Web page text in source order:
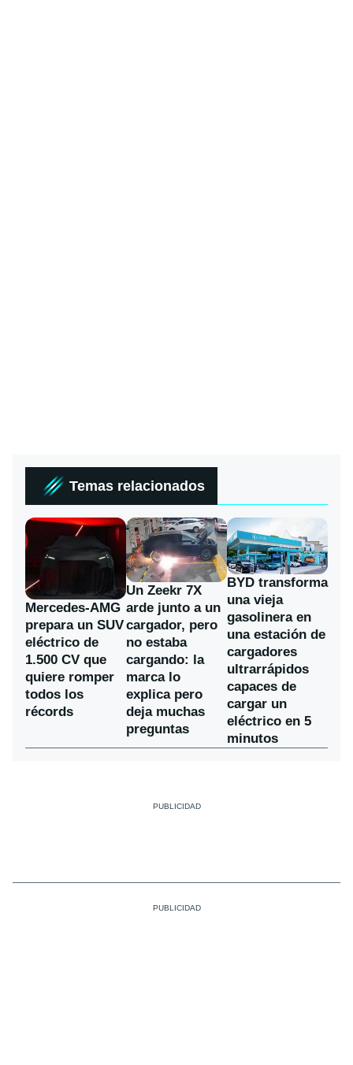
Temas relacionados
Mercedes-AMG
prepara un SUV
eléctrico de
1.500 CV que
quiere romper
todos los
récords
Un Zeekr 7X
arde junto a un
cargador, pero
no estaba
cargando: la
marca lo
explica pero
deja muchas
preguntas
BYD transforma
una vieja
gasolinera en
una estación de
cargadores
ultrarrápidos
capaces de
cargar un
eléctrico en 5
minutos